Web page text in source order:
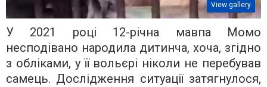
View gallery
У 2021 році 12-річна мавпа Момо
несподівано народила дитинча, хоча, згідно
з обліками, у її вольєрі ніколи не перебував
самець. Дослідження ситуації затягнулося,